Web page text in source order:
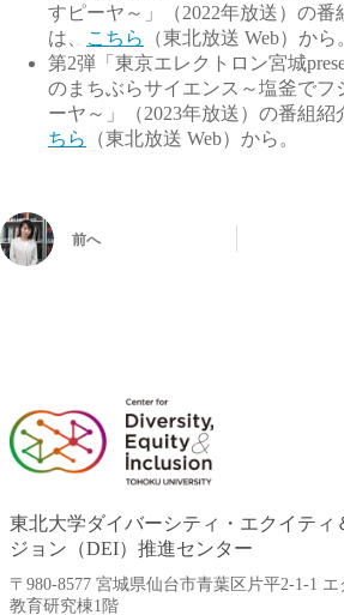
すピーヤ～」（2022年放送）の番
は、
こちら
（東北放送 Web）から
第2弾「東京エレクトロン宮城
のまちぶらサイエンス～塩釜でフ
ーヤ～」（2023年放送）の番組紹
ちら
（東北放送 Web）から。
前へ
東北大学ダイバーシティ・エクイティ
ジョン（DEI）推進センター
〒980-8577 宮城県仙台市青葉区片平2-1-1
教育研究棟1階